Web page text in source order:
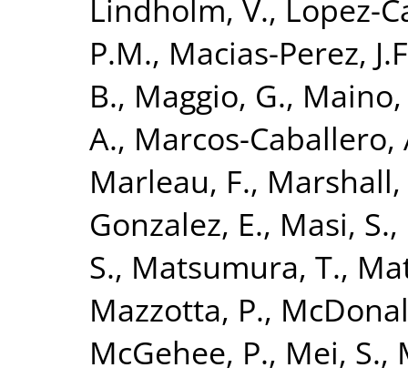
Lindholm, V., Lopez-
P.M., Macias-Perez,
B., Maggio, G.,
A., Marcos-Caballero,
Marleau, F., Marshall,
Gonzalez, E., Masi, S.,
S., Matsumura, T.,
Mazzotta, P.,
McGehee, P., Mei, S.,